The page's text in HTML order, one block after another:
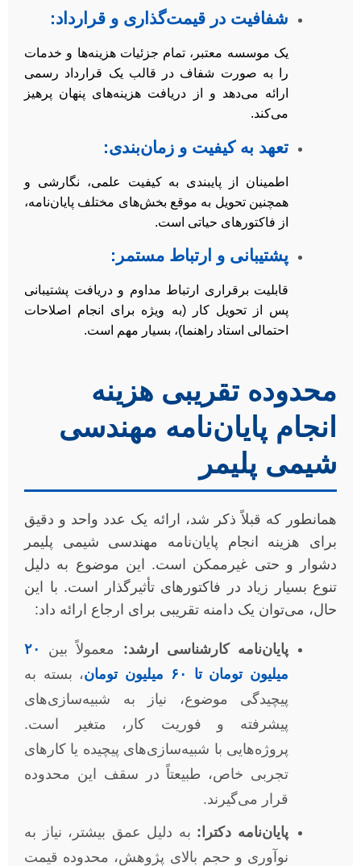
شفافیت در قیمت‌گذاری و قرارداد:
یک موسسه معتبر، تمام جزئیات هزینه‌ها و خدمات
را به صورت شفاف در قالب یک قرارداد رسمی
ارائه می‌دهد و از دریافت هزینه‌های پنهان پرهیز
می‌کند.
تعهد به کیفیت و زمان‌بندی:
اطمینان از پایبندی به کیفیت علمی، نگارشی و
همچنین تحویل به موقع بخش‌های مختلف پایان‌نامه،
از فاکتورهای حیاتی است.
پشتیبانی و ارتباط مستمر:
قابلیت برقراری ارتباط مداوم و دریافت پشتیبانی
پس از تحویل کار (به ویژه برای انجام اصلاحات
احتمالی استاد راهنما)، بسیار مهم است.
محدوده تقریبی هزینه
انجام پایان‌نامه مهندسی
شیمی پلیمر
همانطور که قبلاً ذکر شد، ارائه یک عدد واحد و دقیق
برای هزینه انجام پایان‌نامه مهندسی شیمی پلیمر
دشوار و حتی غیرممکن است. این موضوع به دلیل
تنوع بسیار زیاد در فاکتورهای تأثیرگذار است. با این
حال، می‌توان یک دامنه تقریبی برای ارجاع ارائه داد:
پایان‌نامه کارشناسی ارشد: معمولاً بین
۲۰
میلیون تومان تا ۶۰ میلیون تومان
، بسته به
پیچیدگی موضوع، نیاز به شبیه‌سازی‌های
پیشرفته و فوریت کار، متغیر است.
پروژه‌هایی با شبیه‌سازی‌های پیچیده یا کارهای
تجربی خاص، طبیعتاً در سقف این محدوده
قرار می‌گیرند.
پایان‌نامه دکترا: به دلیل عمق بیشتر، نیاز به
نوآوری و حجم بالای پژوهش، محدوده قیمت